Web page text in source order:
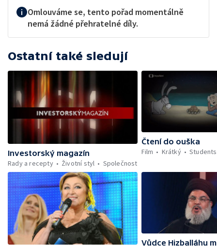
Omlouváme se, tento pořad momentálně
nemá žádné přehratelné díly.
Ostatní také sledují
Investorský magazín
Rady a recepty
Životní styl Společnost
Čtení do ouška
Film
Krátký
Vůdce Hizballáhu